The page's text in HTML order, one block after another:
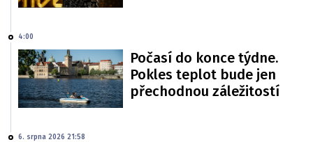
4:00
Počasí do konce týdne.
Pokles teplot bude jen
přechodnou záležitostí
6. srpna 2026 21:58